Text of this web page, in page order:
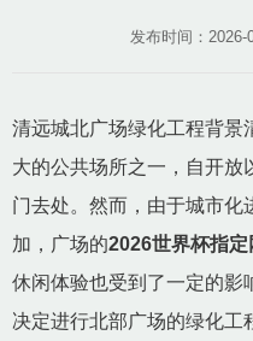
发布时间：2026-
清远城北广场绿化工程背景
大的公共场所之一，自开放
门去处。然而，由于城市化
加，广场的2026世界杯指定
休闲体验也受到了一定的影
决定进行北部广场的绿化工